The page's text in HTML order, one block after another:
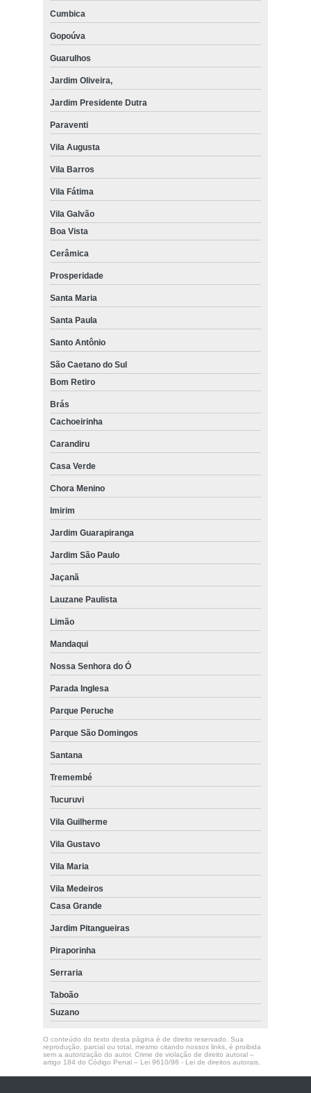
Cumbica
Gopoúva
Guarulhos
Jardim Oliveira,
Jardim Presidente Dutra
Paraventi
Vila Augusta
Vila Barros
Vila Fátima
Vila Galvão
Boa Vista
Cerâmica
Prosperidade
Santa Maria
Santa Paula
Santo Antônio
São Caetano do Sul
Bom Retiro
Brás
Cachoeirinha
Carandiru
Casa Verde
Chora Menino
Imirim
Jardim Guarapiranga
Jardim São Paulo
Jaçanã
Lauzane Paulista
Limão
Mandaqui
Nossa Senhora do Ó
Parada Inglesa
Parque Peruche
Parque São Domingos
Santana
Tremembé
Tucuruvi
Vila Guilherme
Vila Gustavo
Vila Maria
Vila Medeiros
Casa Grande
Jardim Pitangueiras
Piraporinha
Serraria
Taboão
Suzano
O conteúdo do texto desta página é de direito reservado. Sua
reprodução, parcial ou total, mesmo citando nossos links, é proibida
sem a autorização do autor. Crime de violação de direito autoral –
artigo 184 do Código Penal – Lei 9610/98 - Lei de direitos autorais.